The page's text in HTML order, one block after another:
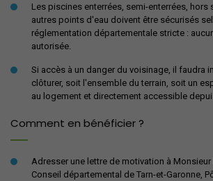
Les piscines enterrées, semi-enterrées, hors
autres points d'eau doivent être sécurisés
réglementation départementale stricte :
autorisée.
Si accès à un danger du voisinage, il faudra
clôturer, soit l'ensemble du terrain, soit un
au logement et directement accessible
Comment en bénéficier ?
Adresser une lettre de motivation à Monsieur
Conseil départemental de Tarn-et-Garonne,